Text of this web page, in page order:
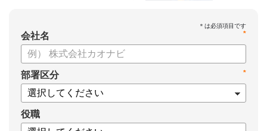
・本田技研工業株式会社
・沖電気工業株式会社
・三菱UFJニコス株式会社
・SOMPOひまわり生命保険株式会社
・スミセイ情報システム株式会社
*
会社名
*
部署区分
役職